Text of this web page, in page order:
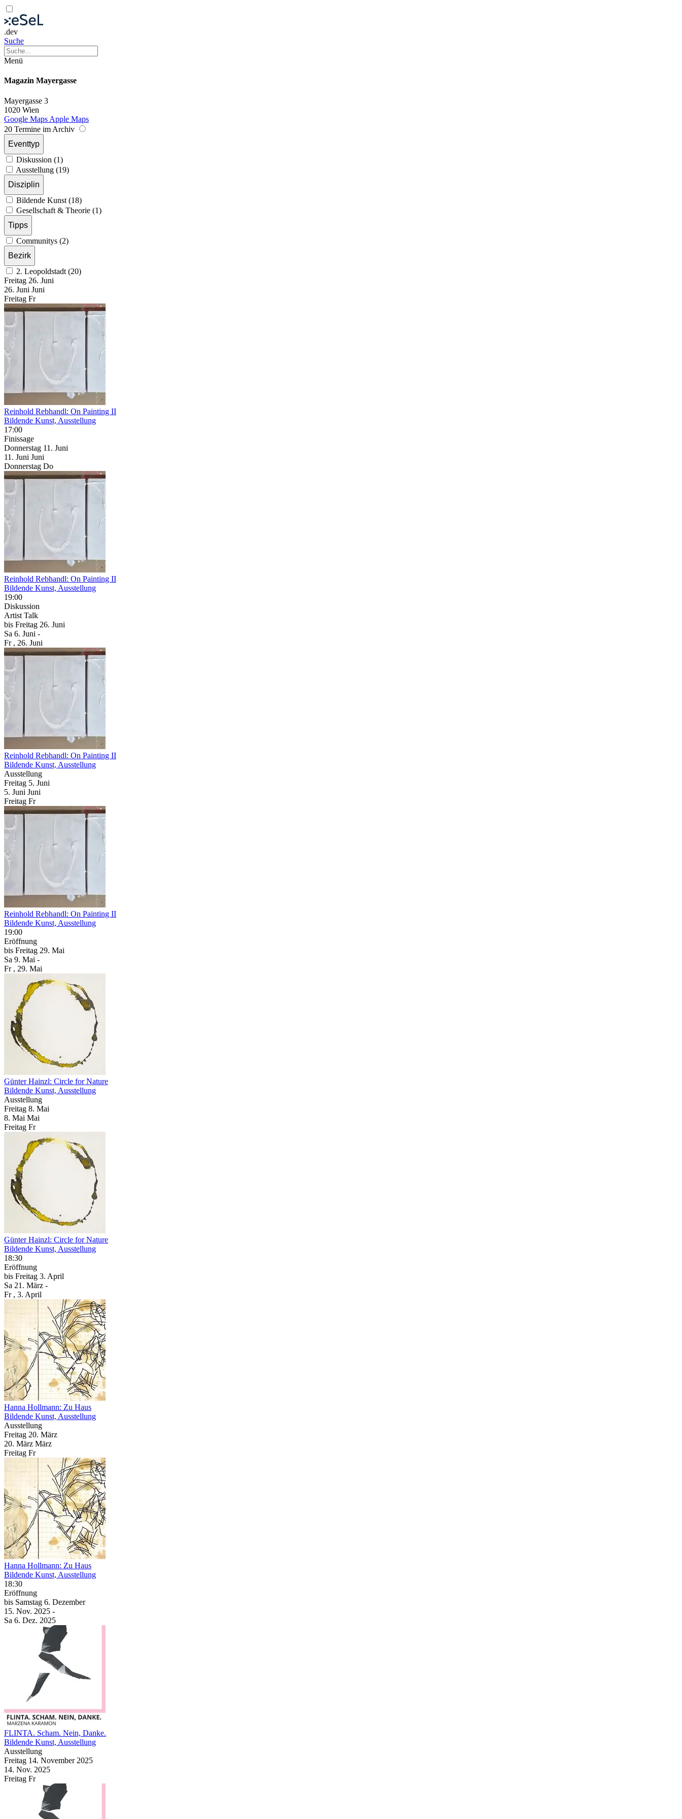
.dev
Suche
Menü
Magazin Mayergasse
Mayergasse 3
1020 Wien
Google Maps Apple Maps
20 Termine im Archiv
Eventtyp
Diskussion (1)
Ausstellung (19)
Disziplin
Bildende Kunst (18)
Gesellschaft & Theorie (1)
Tipps
Communitys (2)
Bezirk
2. Leopoldstadt (20)
Freitag 26. Juni
26. Juni Juni
Freitag Fr
Reinhold Rebhandl: On Painting II
Bildende Kunst, Ausstellung
17:00
Finissage
Donnerstag 11. Juni
11. Juni Juni
Donnerstag Do
Reinhold Rebhandl: On Painting II
Bildende Kunst, Ausstellung
19:00
Diskussion
Artist Talk
bis Freitag 26. Juni
Sa 6. Juni -
Fr , 26. Juni
Reinhold Rebhandl: On Painting II
Bildende Kunst, Ausstellung
Ausstellung
Freitag 5. Juni
5. Juni Juni
Freitag Fr
Reinhold Rebhandl: On Painting II
Bildende Kunst, Ausstellung
19:00
Eröffnung
bis Freitag 29. Mai
Sa 9. Mai -
Fr , 29. Mai
Günter Hainzl: Circle for Nature
Bildende Kunst, Ausstellung
Ausstellung
Freitag 8. Mai
8. Mai Mai
Freitag Fr
Günter Hainzl: Circle for Nature
Bildende Kunst, Ausstellung
18:30
Eröffnung
bis Freitag 3. April
Sa 21. März -
Fr , 3. April
Hanna Hollmann: Zu Haus
Bildende Kunst, Ausstellung
Ausstellung
Freitag 20. März
20. März März
Freitag Fr
Hanna Hollmann: Zu Haus
Bildende Kunst, Ausstellung
18:30
Eröffnung
bis Samstag 6. Dezember
15. Nov. 2025 -
Sa 6. Dez. 2025
FLINTA. Scham. Nein, Danke.
Bildende Kunst, Ausstellung
Ausstellung
Freitag 14. November 2025
14. Nov. 2025
Freitag Fr